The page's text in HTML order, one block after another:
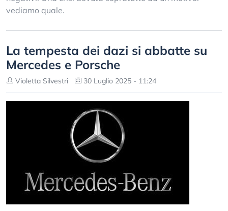
vediamo quale.
La tempesta dei dazi si abbatte su
Mercedes e Porsche
Violetta Silvestri 30 Luglio 2025 - 11:24